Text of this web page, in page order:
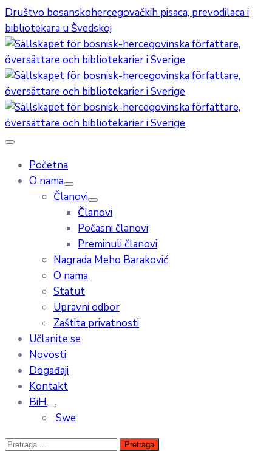
Društvo bosanskohercegovačkih pisaca, prevodilaca i
bibliotekara u Švedskoj
Početna
O nama
Članovi
Članovi
Počasni članovi
Preminuli članovi
Nagrada Meho Baraković
O nama
Statut
Upravni odbor
Zaštita privatnosti
Učlanite se
Novosti
Događaji
Kontakt
BiH
Swe